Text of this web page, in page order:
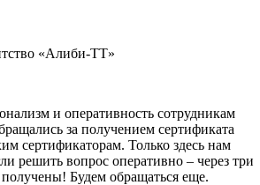
«Алиби-ТТ»
и оперативность сотрудникам
за получением сертификата
сертификаторам. Только здесь нам
решить вопрос оперативно – через три
Будем обращаться еще.